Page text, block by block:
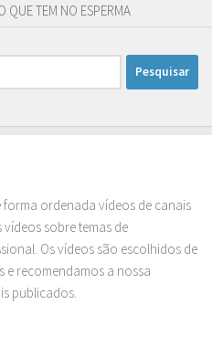
QUE TEM NO ESPERMA
forma ordenada vídeos de canais
sobre temas de
Os vídeos são escolhidos de
e recomendamos a nossa
publicados.